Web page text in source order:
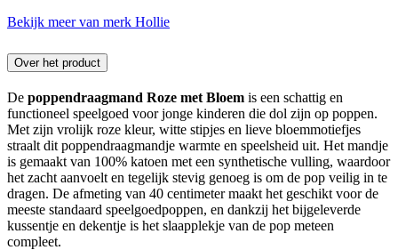
Bekijk meer van merk Hollie
Over het product
De poppendraagmand Roze met Bloem is een schattig en
functioneel speelgoed voor jonge kinderen die dol zijn op poppen.
Met zijn vrolijk roze kleur, witte stipjes en lieve bloemmotiefjes
straalt dit poppendraagmandje warmte en speelsheid uit. Het mandje
is gemaakt van 100% katoen met een synthetische vulling, waardoor
het zacht aanvoelt en tegelijk stevig genoeg is om de pop veilig in te
dragen. De afmeting van 40 centimeter maakt het geschikt voor de
meeste standaard speelgoedpoppen, en dankzij het bijgeleverde
kussentje en dekentje is het slaapplekje van de pop meteen
compleet.